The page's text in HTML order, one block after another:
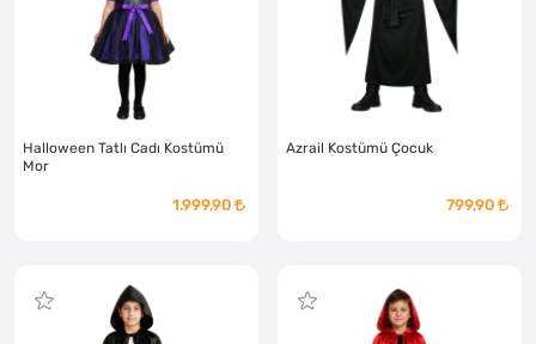
Halloween Tatlı Cadı Kostümü
Mor
1.999,90
Azrail Kostümü Çocuk
799,90